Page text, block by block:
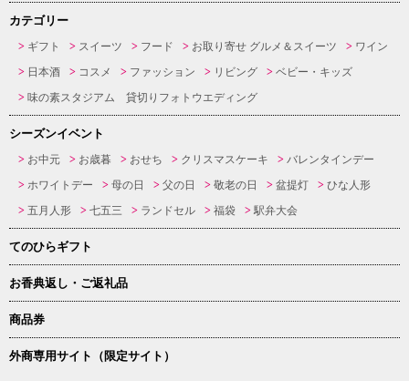
カテゴリー
ギフト スイーツ フード お取り寄せ グルメ＆スイーツ
ワイン
日本酒
コスメ ファッション リビング
ベビー・キッズ
味の素スタジアム 貸切りフォトウエディング
シーズンイベント
お中元 お歳暮 おせち クリスマスケーキ
バレンタインデー
ホワイトデー
母の日 父の日 敬老の日 盆提灯
ひな人形
五月人形
七五三 ランドセル 福袋 駅弁大会
てのひらギフト
お香典返し・ご返礼品
商品券
外商専用サイト（限定サイト）